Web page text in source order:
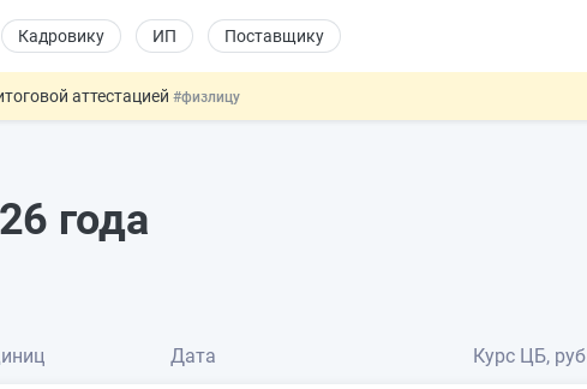
Кадровику ИП Поставщику
аттестацией #физлицу
электроники в госзакупках
банковской гарантией
года
Дата Курс ЦБ, руб